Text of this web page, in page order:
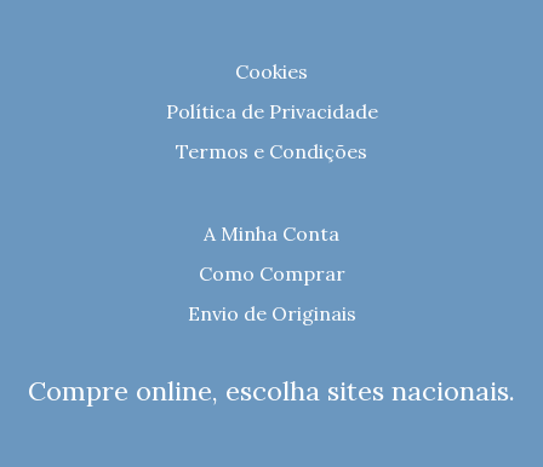
Cookies
Política de Privacidade
Termos e Condições
A Minha Conta
Como Comprar
Envio de Originais
Compre online, escolha sites nacionais.